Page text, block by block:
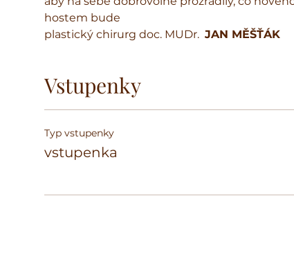
hostem bude
plastický chirurg doc. MUDr. JAN MĚŠŤÁK
Vstupenky
Typ vstupenky
vstupenka